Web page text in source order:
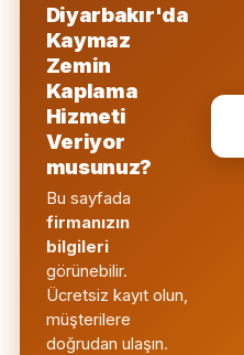
Diyarbakır'da
Kaymaz
Zemin
Kaplama
Hizmeti
Veriyor
musunuz?
Bu sayfada
firmanızın
bilgileri
görünebilir.
Ücretsiz kayıt olun,
müşterilere
doğrudan ulaşın.